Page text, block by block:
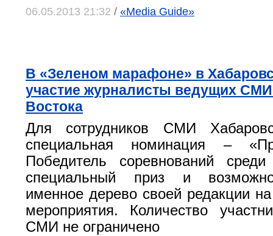
06.05.2013 21:32 / «Media Guide»
В «Зеленом марафоне» в
участие журналисты ведущих
Востока
Для сотрудников СМИ
специальная номинация –
Победитель соревнований
специальный приз и
именное дерево своей редакции
мероприятия. Количество
СМИ не ограничено